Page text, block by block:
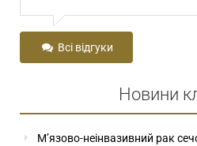
Всі відгуки
Новини
М’язово-неінвазивний рак